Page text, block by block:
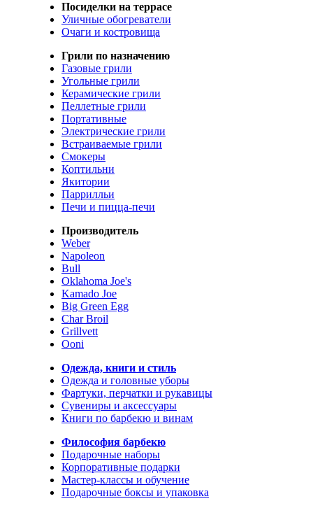
Посиделки на террасе
Уличные обогреватели
Очаги и костровища
Грили по назначению
Газовые грили
Угольные грили
Керамические грили
Пеллетные грили
Портативные
Электрические грили
Встраиваемые грили
Смокеры
Коптильни
Якитории
Паррилльи
Печи и пицца-печи
Производитель
Weber
Napoleon
Bull
Oklahoma Joe's
Kamado Joe
Big Green Egg
Char Broil
Grillvett
Ooni
Одежда, книги и стиль
Одежда и головные уборы
Фартуки, перчатки и рукавицы
Сувениры и аксессуары
Книги по барбекю и винам
Философия барбекю
Подарочные наборы
Корпоративные подарки
Мастер-классы и обучение
Подарочные боксы и упаковка